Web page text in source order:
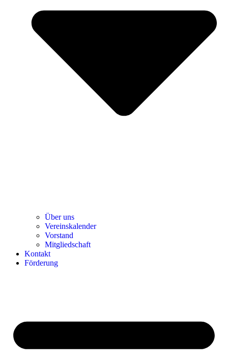
Über uns
Ver­einska­len­der
Vor­stand
Mit­glied­schaft
Kon­takt
För­de­rung